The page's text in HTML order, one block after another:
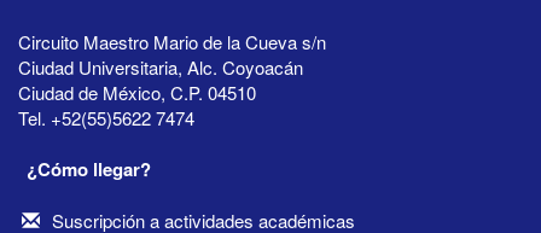
Circuito Maestro Mario de la Cueva s/n
Ciudad Universitaria, Alc. Coyoacán
Ciudad de México, C.P. 04510
Tel. +52(55)5622 7474
¿Cómo llegar?
Suscripción a actividades académicas